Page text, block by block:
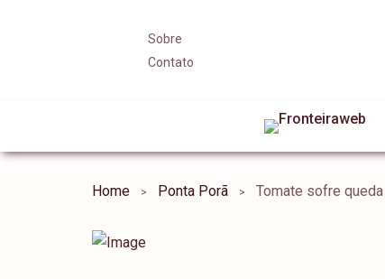
Sobre
Contato
Home Ponta Porã